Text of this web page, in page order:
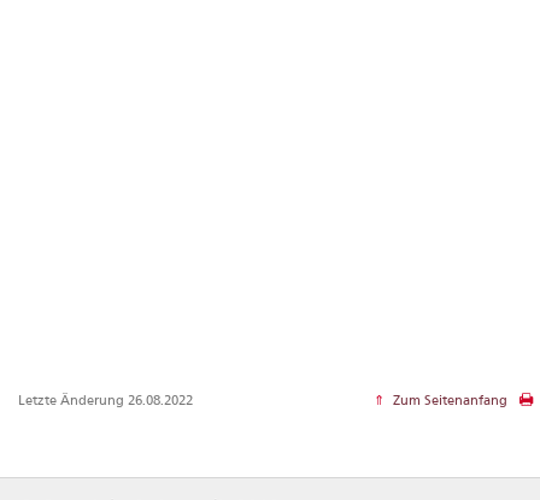
Letzte Änderung 26.08.2022 Zum Seitenanfang